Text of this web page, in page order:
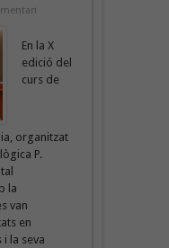
En la X
edició del
curs de
organitzat
P.
la
van
en
la seva